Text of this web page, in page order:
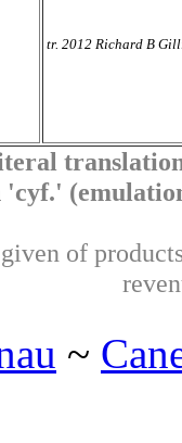
tr. 2012 Richard B
'cyf.'
of
~